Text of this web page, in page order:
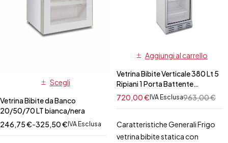
Scegli
Vetrina Bibite da Banco
20/50/70 LT bianca/nera
246,75€-325,50€ IVA Esclusa
Aggiungi al carrello
Vetrina Bibite Verticale 380 Lt 5
Ripiani 1 Porta Battente
Bianca/Nera
963,00€
720,00€IVA Esclusa
Caratteristiche Generali Frigo
vetrina bibite statica con